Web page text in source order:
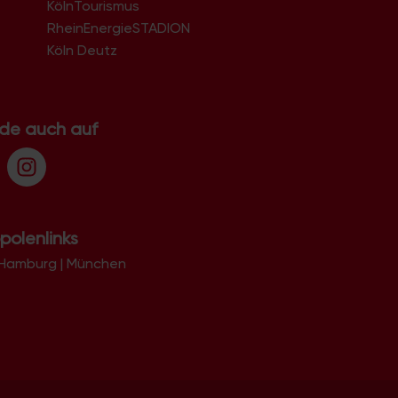
51069
51103
51107
51147
KölnTourismus
RheinEnergieSTADION
Köln Deutz
auch auf
| München